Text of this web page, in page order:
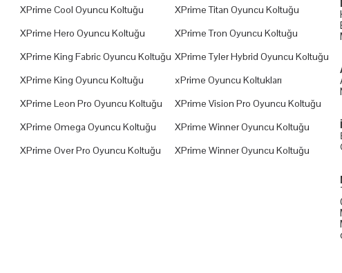
XPrime Cool Oyuncu Koltuğu
XPrime Hero Oyuncu Koltuğu
XPrime King Fabric Oyuncu Koltuğu
XPrime King Oyuncu Koltuğu
XPrime Leon Pro Oyuncu Koltuğu
XPrime Omega Oyuncu Koltuğu
XPrime Over Pro Oyuncu Koltuğu
XPrime Titan Oyuncu Koltuğu
XPrime Tron Oyuncu Koltuğu
XPrime Tyler Hybrid Oyuncu Koltuğu
xPrime Oyuncu Koltukları
XPrime Vision Pro Oyuncu Koltuğu
XPrime Winner Oyuncu Koltuğu
XPrime Winner Oyuncu Koltuğu